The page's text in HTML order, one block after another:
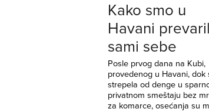
Kako smo u
Havani
sami sebe
Posle prvog dana na Kubi,
provedenog u Havani, dok
strepela od denge u
privatnom smeštaju bez
za komarce, osećanja su